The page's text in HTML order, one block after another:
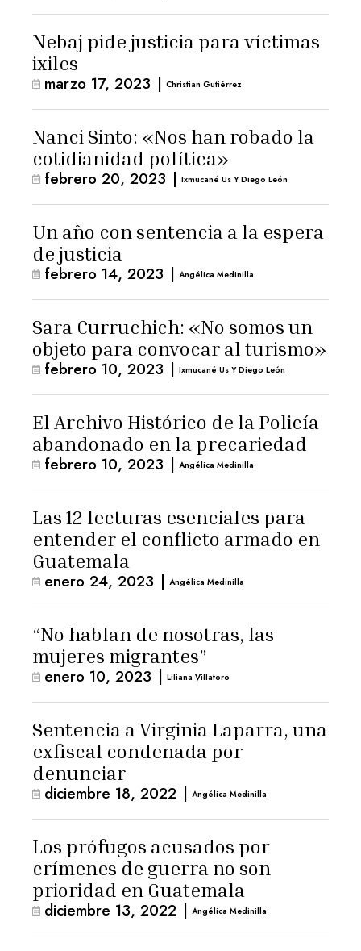
Nebaj pide justicia para víctimas
ixiles
marzo 17, 2023 | Christian Gutiérrez
Nanci Sinto: «Nos han robado la
cotidianidad política»
febrero 20, 2023 | Ixmucané Us Y Diego León
Un año con sentencia a la espera
de justicia
febrero 14, 2023 | Angélica Medinilla
Sara Curruchich: «No somos un
objeto para convocar al turismo»
febrero 10, 2023 | Ixmucané Us Y Diego León
El Archivo Histórico de la Policía
abandonado en la precariedad
febrero 10, 2023 | Angélica Medinilla
Las 12 lecturas esenciales para
entender el conflicto armado en
Guatemala
enero 24, 2023 | Angélica Medinilla
“No hablan de nosotras, las
mujeres migrantes”
enero 10, 2023 | Liliana Villatoro
Sentencia a Virginia Laparra, una
exfiscal condenada por
denunciar
diciembre 18, 2022 | Angélica Medinilla
Los prófugos acusados por
crímenes de guerra no son
prioridad en Guatemala
diciembre 13, 2022 | Angélica Medinilla